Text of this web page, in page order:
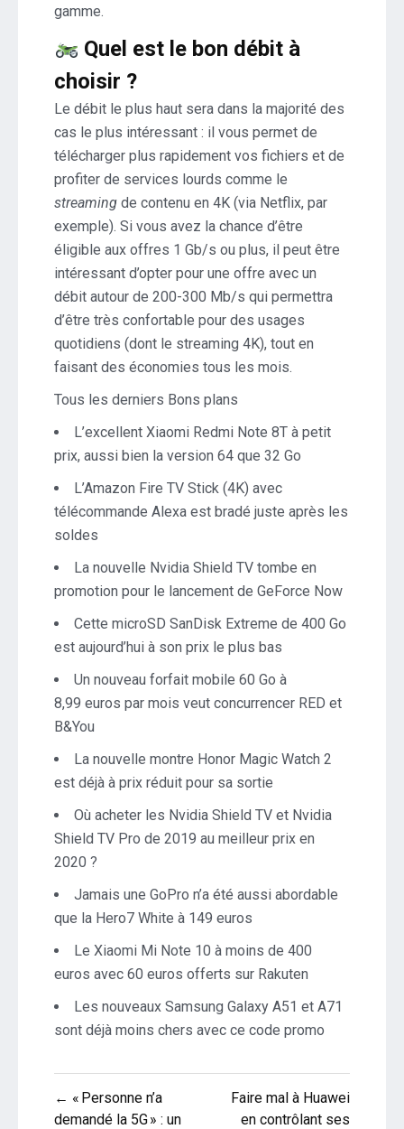
gamme.
Quel est le bon débit à
choisir ?
Le débit le plus haut sera dans la majorité des
cas le plus intéressant : il vous permet de
télécharger plus rapidement vos fichiers et de
profiter de services lourds comme le
streaming de contenu en 4K (via Netflix, par
exemple). Si vous avez la chance d’être
éligible aux offres 1 Gb/s ou plus, il peut être
intéressant d’opter pour une offre avec un
débit autour de 200-300 Mb/s qui permettra
d’être très confortable pour des usages
quotidiens (dont le streaming 4K), tout en
faisant des économies tous les mois.
Tous les derniers Bons plans
L’excellent Xiaomi Redmi Note 8T à petit
prix, aussi bien la version 64 que 32 Go
L’Amazon Fire TV Stick (4K) avec
télécommande Alexa est bradé juste après les
soldes
La nouvelle Nvidia Shield TV tombe en
promotion pour le lancement de GeForce Now
Cette microSD SanDisk Extreme de 400 Go
est aujourd’hui à son prix le plus bas
Un nouveau forfait mobile 60 Go à
8,99 euros par mois veut concurrencer RED et
B&You
La nouvelle montre Honor Magic Watch 2
est déjà à prix réduit pour sa sortie
Où acheter les Nvidia Shield TV et Nvidia
Shield TV Pro de 2019 au meilleur prix en
2020 ?
Jamais une GoPro n’a été aussi abordable
que la Hero7 White à 149 euros
Le Xiaomi Mi Note 10 à moins de 400
euros avec 60 euros offerts sur Rakuten
Les nouveaux Samsung Galaxy A51 et A71
sont déjà moins chers avec ce code promo
Navigation
← « Personne n’a
demandé la 5G » : un
Faire mal à Huawei
en contrôlant ses